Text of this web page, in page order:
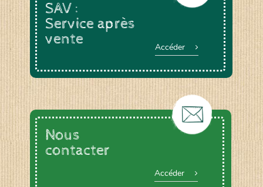
SAV :
Service après
vente
Accéder
Nous
contacter
Accéder